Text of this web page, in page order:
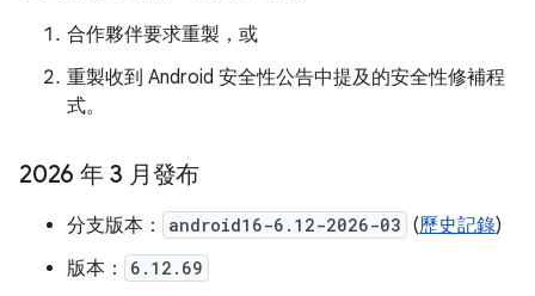
合作夥伴要求重製，或
重製收到 Android 安全性公告中提及的安全性修補程
式。
2026 年 3 月發布
分支版本： android16-6.12-2026-03 (歷史記錄)
版本：
6.12.69